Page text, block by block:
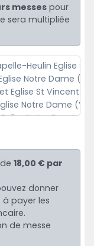
messes pour
sera multipliée
de18,00 € par
donner
payer les
de messe